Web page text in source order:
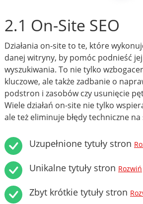
2.1 On-Site SEO
Działania on-site to te, które
danej witryny, by pomóc podnieść
wyszukiwania. To nie tylko
kluczowe, ale także zadbanie o
podstron i zasobów czy usunięcie
Wiele działań on-site nie tylko
ale też eliminuje błędy techniczne
Uzupełnione tytuły stron
Unikalne tytuły stron Rozwiń
Zbyt krótkie tytuły stron